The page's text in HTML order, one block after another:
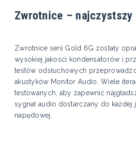
Zwrotnice – najczystszy
Zwrotnice serii Gold 6G zostały
wysokiej jakości kondensatorów i
testów odsłuchowych
akustyków Monitor Audio. Wiele
testowanych, aby zapewnić
sygnał audio dostarczany do każdej
napędowej.